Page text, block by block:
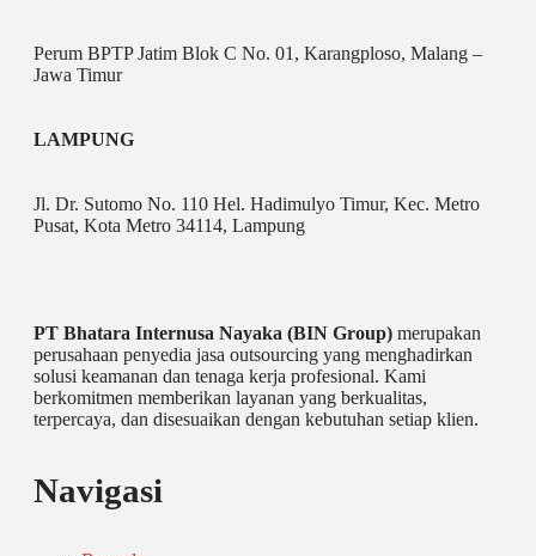
Perum BPTP Jatim Blok C No. 01, Karangploso, Malang –
Jawa Timur
LAMPUNG
Jl. Dr. Sutomo No. 110 Hel. Hadimulyo Timur, Kec. Metro
Pusat, Kota Metro 34114, Lampung
PT Bhatara Internusa Nayaka (BIN Group) merupakan
perusahaan penyedia jasa outsourcing yang menghadirkan
solusi keamanan dan tenaga kerja profesional. Kami
berkomitmen memberikan layanan yang berkualitas,
terpercaya, dan disesuaikan dengan kebutuhan setiap klien.
Navigasi